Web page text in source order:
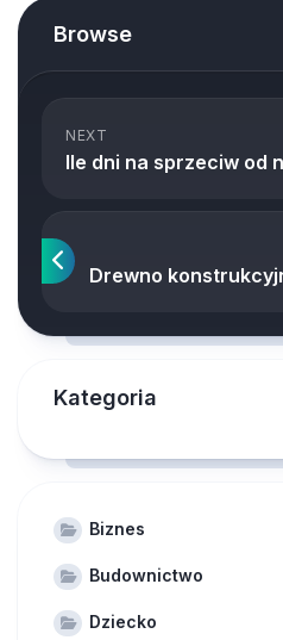
Browse
NEXT
Ile dni na sprzeciw od
Drewno
Kategoria
Biznes
Budownictwo
Dziecko